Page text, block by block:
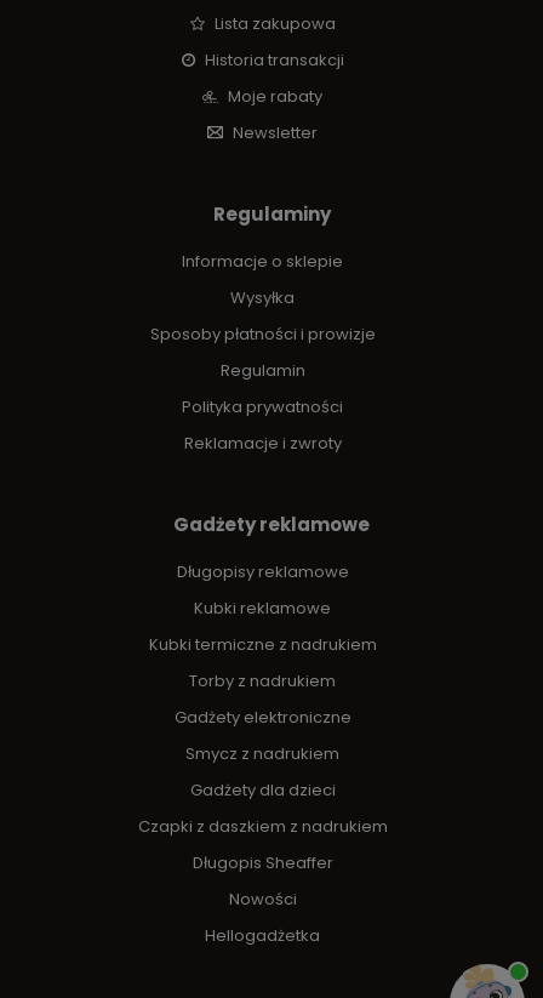
Lista zakupowa
Historia transakcji
Moje rabaty
Newsletter
Regulaminy
Informacje o sklepie
Wysyłka
Sposoby płatności i prowizje
Regulamin
Polityka prywatności
Reklamacje i zwroty
Gadżety reklamowe
Długopisy reklamowe
Kubki reklamowe
Kubki termiczne z nadrukiem
Torby z nadrukiem
Gadżety elektroniczne
Smycz z nadrukiem
Gadżety dla dzieci
Czapki z daszkiem z nadrukiem
Długopis Sheaffer
Nowości
Hellogadżetka